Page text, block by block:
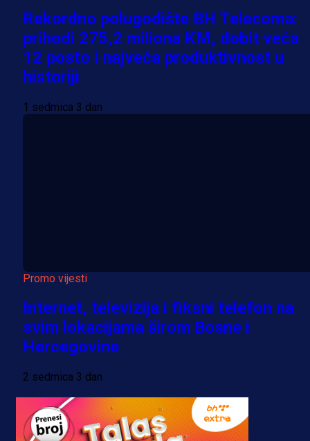
Rekordno polugodište BH Telecoma:
prihodi 275,2 miliona KM, dobit veća
12 posto i najveća produktivnost u
historiji
1 sedmica 3 dan
Promo vijesti
Internet, televizija i fiksni telefon na
svim lokacijama širom Bosne i
Hercegovine
2 sedmica 3 dan